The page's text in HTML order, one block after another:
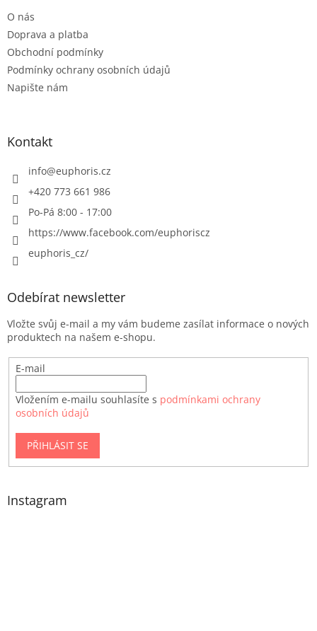
O nás
Doprava a platba
Obchodní podmínky
Podmínky ochrany osobních údajů
Napište nám
Kontakt
info@euphoris.cz
+420 773 661 986
Po-Pá 8:00 - 17:00
https://www.facebook.com/euphoriscz
euphoris_cz/
Odebírat newsletter
Vložte svůj e-mail a my vám budeme zasílat informace o nových
produktech na našem e-shopu.
E-mail
Vložením e-mailu souhlasíte s podmínkami ochrany
osobních údajů
PŘIHLÁSIT SE
Instagram